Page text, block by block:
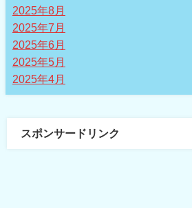
2025年8月
2025年7月
2025年6月
2025年5月
2025年4月
スポンサードリンク